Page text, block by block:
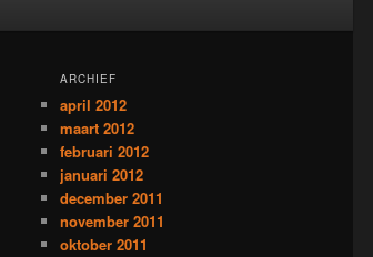
ARCHIEF
april 2012
maart 2012
februari 2012
januari 2012
december 2011
november 2011
oktober 2011